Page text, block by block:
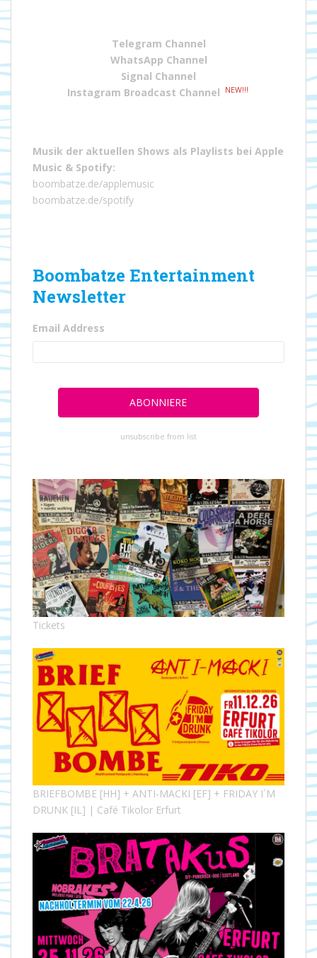
Telegram Channel
WhatsApp Channel
Signal Channel
Instagram Broadcast Channel
NEW!!!
Musik der aktuellen Shows als Playlists bei Apple
Music & Spotify:
boombatze.de/applemusic
boombatze.de/spotify
Boombatze Entertainment
Newsletter
Email Address
unsubscribe from list
Tickets
BRIEFBOMBE [HH] + ANTI-MACKI [EF] + FRIDAY I´M
DRUNK [IL] | Café Tikolor Erfurt